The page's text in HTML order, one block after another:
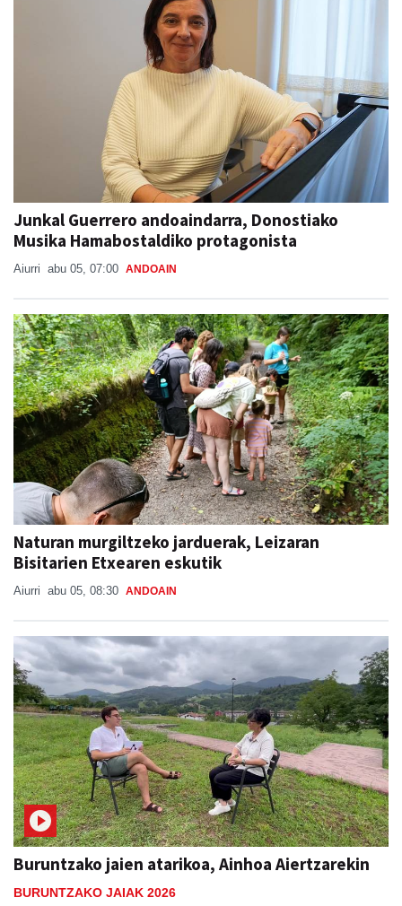
Junkal Guerrero andoaindarra, Donostiako
Musika Hamabostaldiko protagonista
Aiurri abu 05, 07:00 ANDOAIN
Naturan murgiltzeko jarduerak, Leizaran
Bisitarien Etxearen eskutik
Aiurri abu 05, 08:30 ANDOAIN
Buruntzako jaien atarikoa, Ainhoa Aiertzarekin
BURUNTZAKO JAIAK 2026